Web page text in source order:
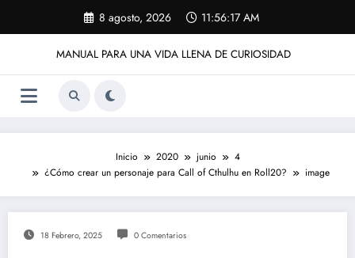
contenido
8 agosto, 2026 11:56:17 AM
MANUAL PARA UNA VIDA LLENA DE CURIOSIDAD
Inicio 2020 junio
4
¿Cómo crear un personaje para Call of Cthulhu en Roll20?
image
18 Febrero, 2025 0 Comentarios